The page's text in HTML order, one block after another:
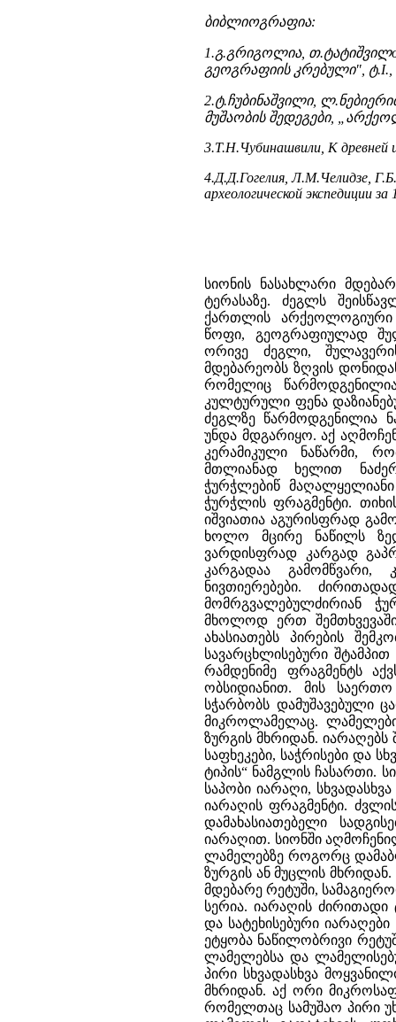
ბიბლიოგრაფია:
1.გ.გრიგოლია,
გეოგრაფიის კრებული", ტ.I.,
2.ტ.ჩუბინაშვილი,
მუშაობის შედეგები,
3.Т.Н.Чубинашвили, К
4.Д.Д.Гогелия, Л.М.Челидзе,
археологической экспедиции
სიონის ნასახლარი
ტერასაზე. ძეგლს
ქართლის არქეოლოგიური
წოფი, გეოგრაფიულად
ორივე ძეგლი,
მდებარეობს ზღვის
რომელიც
კულტურული ფენა
ძეგლზე წარმოდგენილია
უნდა მდგარიყო. აქ
კერამიკული ნაწარმი,
მთლიანად ხელით
ჭურჭლებიწ
ჭურჭლის ფრაგმენტი.
იშვიათია აგურისფრად
ხოლო მცირე ნაწილს
ვარდისფრად კარგად
კარგადაა
ნივთიერებები.
მომრგვალებულძირიან
მხოლოდ ერთ
ახასიათებს პირების
სავარცხლისებური
რამდენიმე ფრაგმენტს
ობსიდიანით. მის
სჭარბობს დამუშავებული
მიკროლამელაც.
ზურგის მხრიდან.
საფხეკები, საჭრისები და
ტიპის“ ნამგლის ჩასართი.
საპობი იარაღი,
იარაღის ფრაგმენტი.
დამახასიათებელი
იარაღით. სიონში
ლამელებზე როგორც
ზურგის ან მუცლის
მდებარე რეტუში,
სერია. იარაღის
და სატეხისებური
ეტყობა ნაწილობრივი
ლამელებსა და
პირი სხვადასხვა
მხრიდან. აქ ორი
რომელთაც სამუშაო პირი